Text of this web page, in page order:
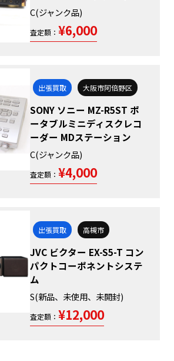
C(ジャンク品)
査定額： ¥6,000
出張買取 大阪市阿倍野区
SONY ソニー MZ-R5ST ポ
ータブルミニディスクレコ
ーダー MDステーション
C(ジャンク品)
査定額： ¥4,000
出張買取 高槻市
JVC ビクター EX-S5-T コン
パクトコーポネントシステ
ム
S(新品、未使用、未開封)
査定額： ¥12,000